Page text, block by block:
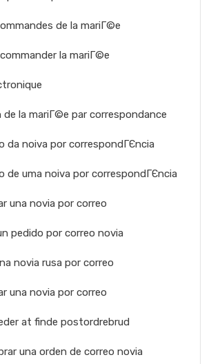
de la mariГ©e
la mariГ©e
la mariГ©e par correspondance
da noiva por correspondГЄncia
de uma noiva por correspondГЄncia
una novia por correo
pedido por correo novia
novia rusa por correo
una novia por correo
at finde postordrebrud
una orden de correo novia